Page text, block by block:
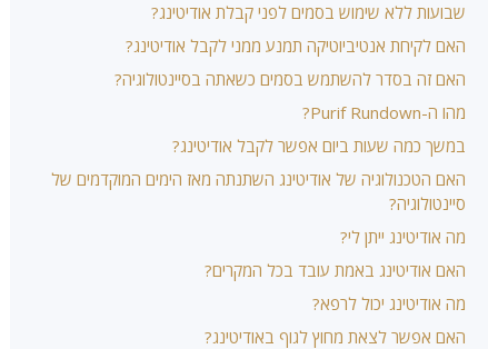
שבועות ללא שימוש בסמים לפני קבלת אודיטינג?
האם לקיחת אנטיביוטיקה תמנע ממני לקבל אודיטינג?
האם זה בסדר להשתמש בסמים כשאתה בסיינטולוגיה?
מהו ה-Purif Rundown?
במשך כמה שעות ביום אפשר לקבל אודיטינג?
האם הטכנולוגיה של אודיטינג השתנתה מאז הימים המוקדמים של
סיינטולוגיה?
מה אודיטינג ייתן לי?
האם אודיטינג באמת עובד בכל המקרים?
מה אודיטינג יכול לרפא?
האם אפשר לצאת מחוץ לגוף באודיטינג?